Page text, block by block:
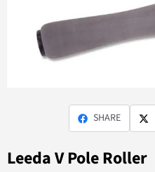
SHARE
Leeda V Pole Roller